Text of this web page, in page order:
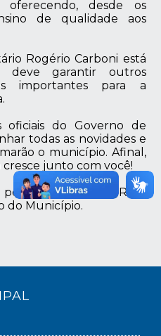
desde os
de qualidade aos
Rogério Carboni está
deve garantir outros
importantes para a
oficiais do Governo de
todas as novidades e
o município. Afinal,
junto com você!
João Lorenzo Roso
do Município.